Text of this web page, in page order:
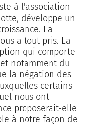
à l'association
développe un
La
a tout pris. La
qui comporte
notamment du
la négation des
certains
nous ont
proposerait-elle
à notre façon de